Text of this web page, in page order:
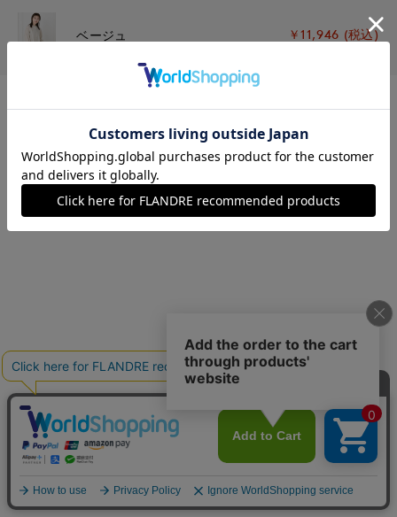
ベージュ ￥11,946 (税込)